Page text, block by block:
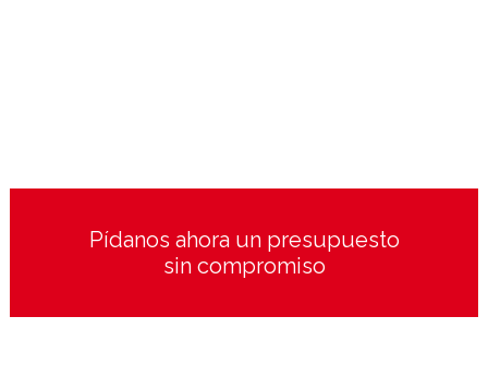
Pídanos ahora un presupuesto
sin compromiso